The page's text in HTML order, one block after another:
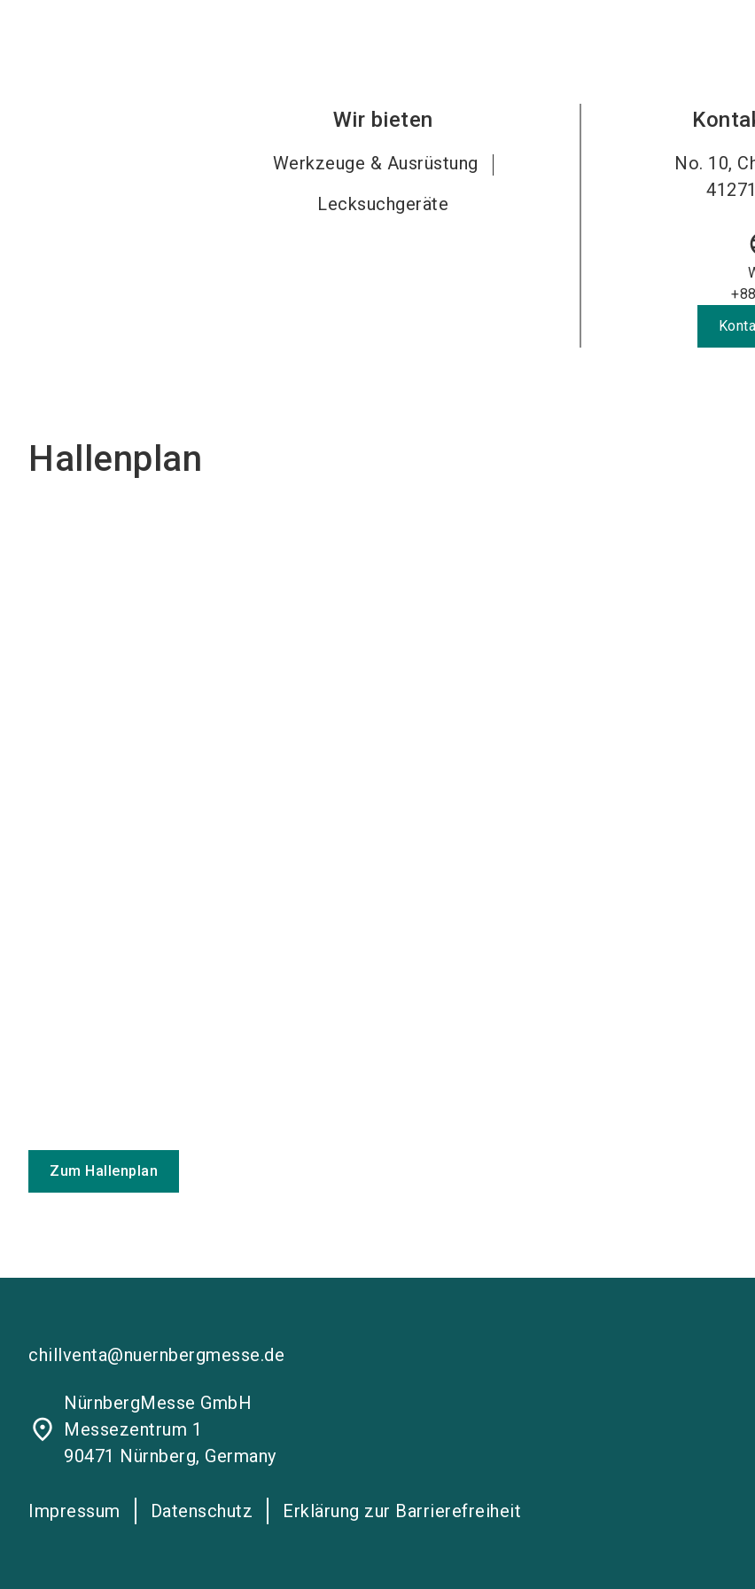
Wir bieten
Werkzeuge & Ausrüstung
Lecksuchgeräte
No. 10,
41271
Hallenplan
Zum Hallenplan
chillventa@nuernbergmesse.de
place
NürnbergMesse GmbH
Messezentrum 1
90471 Nürnberg, Germany
Impressum Datenschutz Erklärung zur Barrierefreiheit